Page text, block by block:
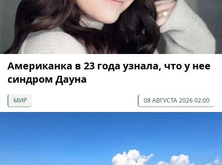
Американка в 23 года узнала, что у нее
синдром Дауна
МИР 08 АВГУСТА 2026 02:00